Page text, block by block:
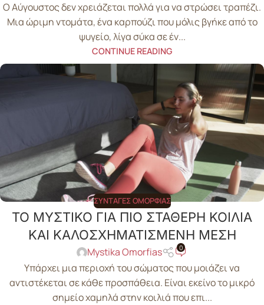
Ο Αύγουστος δεν χρειάζεται πολλά για να στρώσει τραπέζι.
Μια ώριμη ντομάτα, ένα καρπούζι που μόλις βγήκε από το
ψυγείο, λίγα σύκα σε έν...
CONTINUE READING
ΣΥΝΤΑΓΈΣ ΟΜΟΡΦΙΆΣ
ΤΟ ΜΥΣΤΙΚΟ ΓΙΑ ΠΙΟ ΣΤΑΘΕΡΗ ΚΟΙΛΙΑ
ΚΑΙ ΚΑΛΟΣΧΗΜΑΤΙΣΜΕΝΗ ΜΕΣΗ
Mystika Omorfias 0
Υπάρχει μια περιοχή του σώματος που μοιάζει να
αντιστέκεται σε κάθε προσπάθεια. Είναι εκείνο το μικρό
σημείο χαμηλά στην κοιλιά που επι...